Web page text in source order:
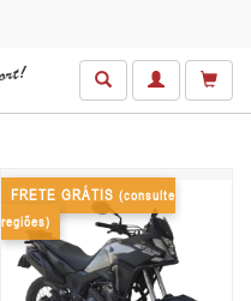
FRETE GRÁTIS (consulte
regiões)